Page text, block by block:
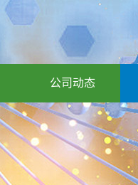
公司动态